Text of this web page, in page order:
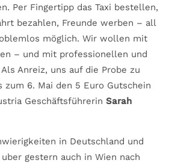
Per Fingertipp das Taxi bestellen,
bezahlen, Freunde werben – all
möglich. Wir wollen mit
– und mit professionellen und
Anreiz, uns auf die Probe zu
6. Mai den 5 Euro Gutschein
Geschäftsführerin Sarah
in Deutschland und
gestern auch in Wien nach